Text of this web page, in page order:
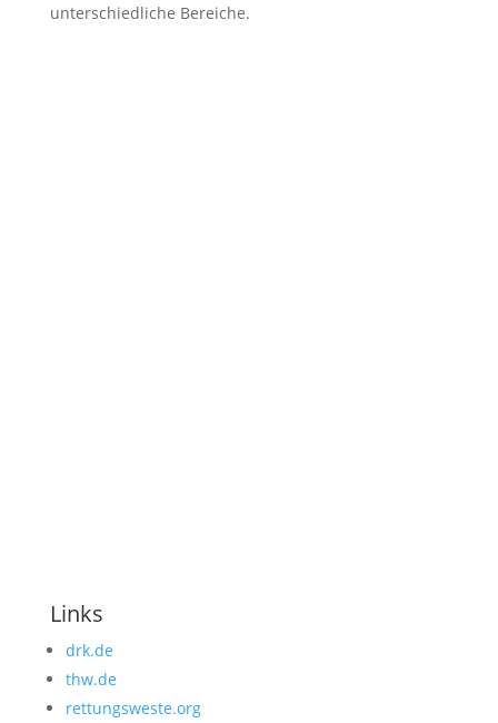
unterschiedliche Bereiche.
Links
drk.de
thw.de
rettungsweste.org